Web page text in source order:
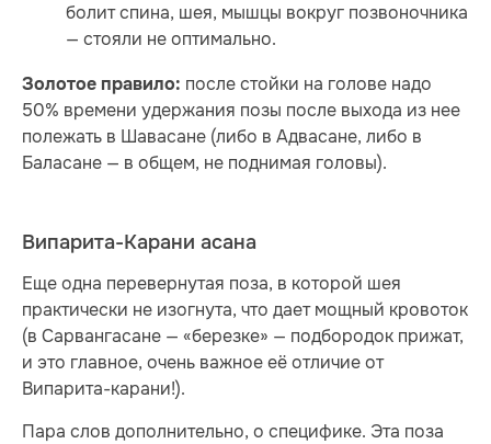
болит спина, шея, мышцы вокруг позвоночника
— стояли не оптимально.
Золотое правило: после стойки на голове надо
50% времени удержания позы после выхода из нее
полежать в Шавасане (либо в Адвасане, либо в
Баласане — в общем, не поднимая головы).
Випарита-Карани асана
Еще одна перевернутая поза, в которой шея
практически не изогнута, что дает мощный кровоток
(в Сарвангасане — «березке» — подбородок прижат,
и это главное, очень важное её отличие от
Випарита-карани!).
Пара слов дополнительно, о специфике. Эта поза